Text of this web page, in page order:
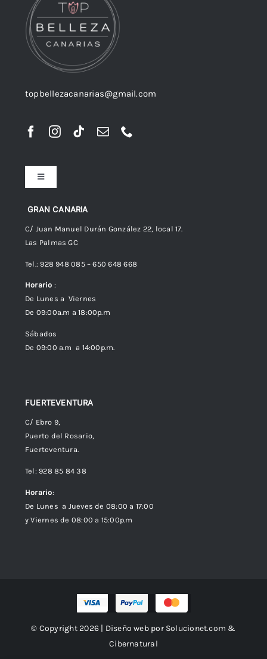
topbellezacanarias@gmail.com
GRAN CANARIA
C/ Juan Manuel Durán González 22, local 17.
Las Palmas GC
Tel.: 928 948 085 – 650 648 668
Horario :
De Lunes a Viernes
De 09:00a.m a 18:00p.m
Sábados
De 09:00 a.m a 14:00p.m.
FUERTEVENTURA
C/ Ebro 9,
Puerto del Rosario,
Fuerteventura.
Tel: 928 85 84 38
Horario:
De Lunes a Jueves de 08:00 a 17:00
y Viernes de 08:00 a 15:00p.m
Toggle
Navigation
Preguntas frecuentes
Envíos
Política de Privacidad
© Copyright 2026 | Diseño web por Solucionet.com &
Cibernatural